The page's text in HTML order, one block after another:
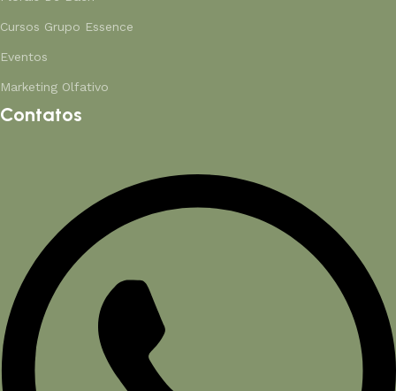
Cursos Grupo Essence
Eventos
Marketing Olfativo
Contatos